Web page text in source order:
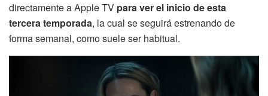
directamente a Apple TV para ver el inicio de esta
tercera temporada, la cual se seguirá estrenando de
forma semanal, como suele ser habitual.